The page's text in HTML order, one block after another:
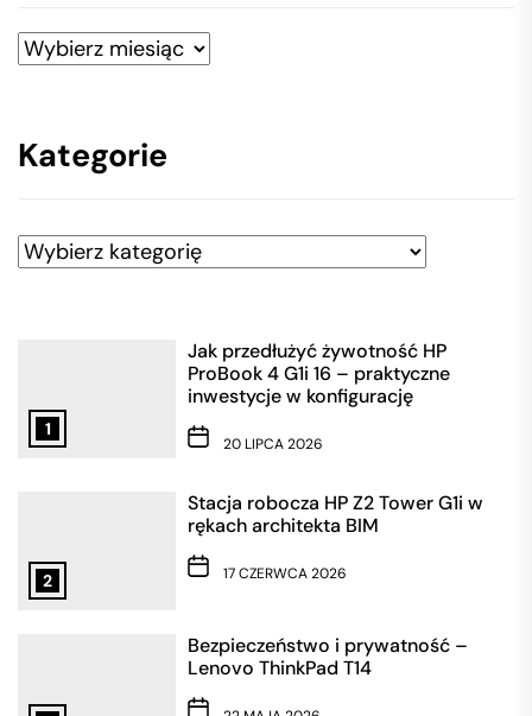
Archiwa
Kategorie
Kategorie
1
Jak przedłużyć żywotność HP
ProBook 4 G1i 16 – praktyczne
inwestycje w konfigurację
20 LIPCA 2026
2
Stacja robocza HP Z2 Tower G1i w
rękach architekta BIM
17 CZERWCA 2026
Bezpieczeństwo i prywatność –
Lenovo ThinkPad T14